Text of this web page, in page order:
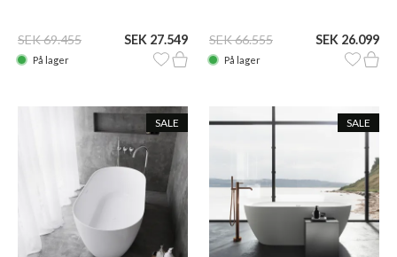
SEK 69.455 SEK 27.549
På lager
SEK 66.555 SEK 26.099
På lager
SALE SALE